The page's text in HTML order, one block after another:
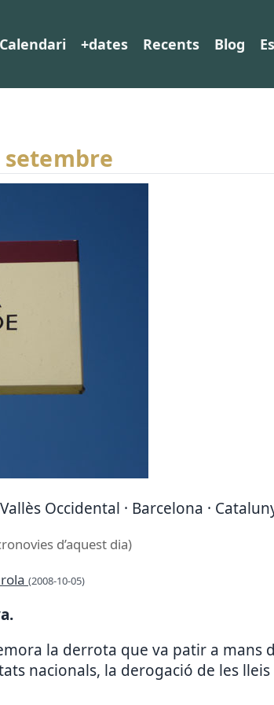
Calendari +dates Recents Blog
Vallès Occidental · Barcelona ·
d’aquest dia)
(2008-10-05)
la derrota que va patir a mans
nacionals, la derogació de les